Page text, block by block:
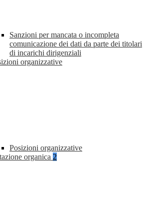
Sanzioni per mancata o incompleta
comunicazione dei dati da parte dei titolari
di incarichi dirigenziali
organizzative
Posizioni organizzative
organica 2